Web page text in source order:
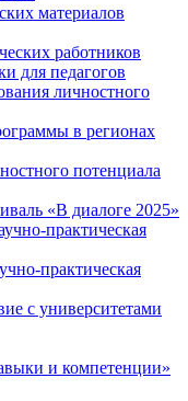
материалов
работников
для педагогов
личностного
в регионах
потенциала
«В диалоге 2025»
практическая
практическая
с университетами
и компетенции»